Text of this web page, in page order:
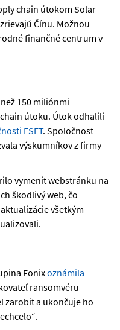
chain útokom Solar
Čínu. Možnou
finančné centrum v
150 miliónmi
útoku. Útok odhalili
ESET. Spoločnosť
výskumníkov z firmy
vymeniť webstránku na
škodlivý web, čo
všetkým
Fonixoznámila
ransomvéru
zarobiť a ukončuje ho